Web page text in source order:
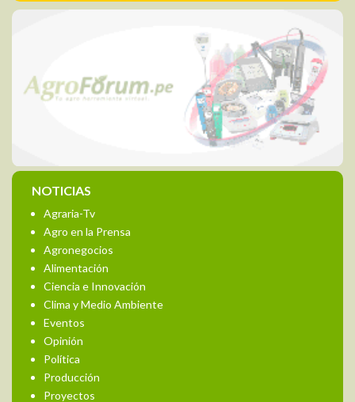
NOTICIAS
Agraria-Tv
Agro en la Prensa
Agronegocios
Alimentación
Ciencia e Innovación
Clima y Medio Ambiente
Eventos
Opinión
Política
Producción
Proyectos